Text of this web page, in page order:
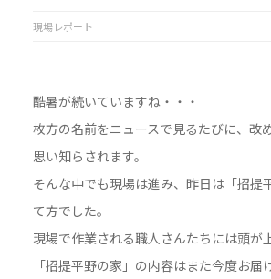
現場レポート
酷暑が続いていますね・・・
枚方の名前をニュースで見るたびに、改
思い知らされます。
そんな中でも現場は進み、昨日は「招提
て方でした。
現場で作業される職人さんたちには頭が
「招提平野の家」の内容はまた今度お届